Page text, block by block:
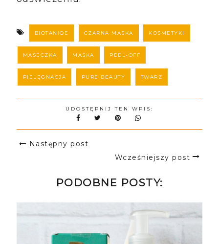
BIOTANIQE CZARNA MASKA KOSMETYKI
MASECZKA MASKA PEEL-OFF
PIELĘGNACJA PURE BEAUTY TWARZ
UDOSTĘPNIJ TEN WPIS:
Następny post
Wcześniejszy post
PODOBNE POSTY: